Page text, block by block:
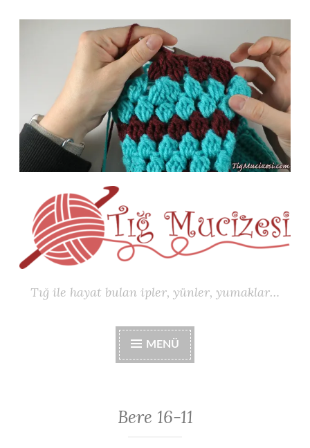
Tığ ile hayat bulan ipler, yünler, yumaklar…
MENÜ
Bere 16-11